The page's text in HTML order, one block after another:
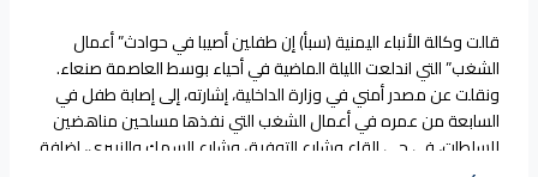
قالت وكالة الأنباء اليمنية (سبأ) إن طفلين أصيبا في حوادث” أعمال
الشغب” التي اندلعت الليلة الماضية في أحياء بوسط العاصمة صنعاء.
ونقلت عن مصدر أمني في وزارة الداخلية، إشارته، إلى إصابة طفل في
السابعة من عمره في أعمال الشغب التي نفذها مسلحين مناهضين
للسلطات، في حي القاع وشارع التوفيق وشارع السمك والزبيري، إضافة